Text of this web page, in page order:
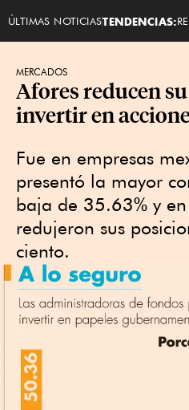
ÚLTIMAS NOTICIASTENDENCIAS:
MERCADOS
Afores reducen
invertir en
Fue en empresas
presentó la mayor
baja de 35.63% y
redujeron sus
ciento.